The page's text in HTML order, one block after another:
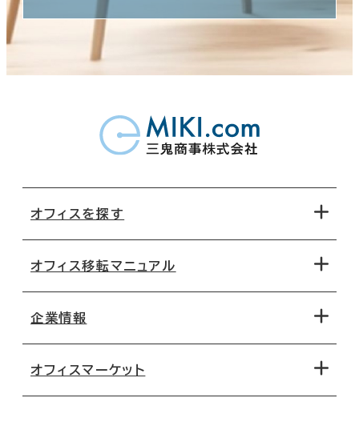
オフィスを探す
地図から探す
路線・駅から探す
オフィス移転マニュアル
移転コストシミュレーション
移転スケジュール
企業情報
オフィスマーケット